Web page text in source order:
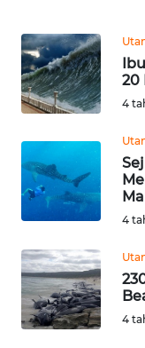
20
4
4
4
WN
SAMOSIR
WN
LAWAS
WN
SUMEDANG
WN
CIANJUR
WN